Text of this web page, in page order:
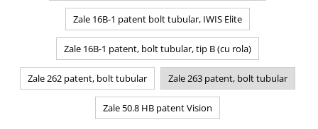
Zale 16B-1 patent bolt tubular, IWIS Elite
Zale 16B-1 patent, bolt tubular, tip B (cu rola)
Zale 262 patent, bolt tubular Zale 263 patent, bolt tubular
Zale 50.8 HB patent Vision